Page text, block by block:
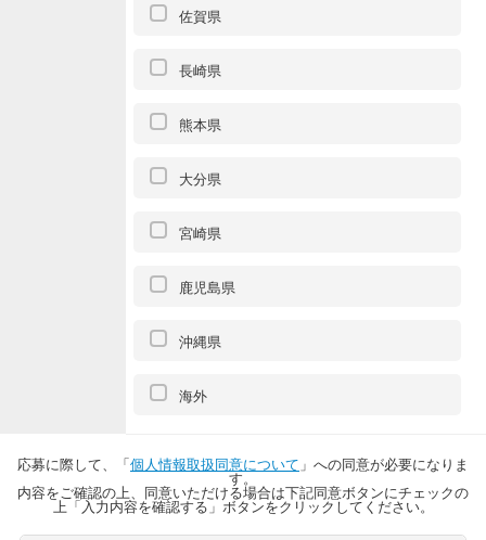
佐賀県
長崎県
熊本県
大分県
宮崎県
鹿児島県
沖縄県
海外
応募に際して、「個人情報取扱同意について 」への同意が必要になりま
す。
内容をご確認の上、同意いただける場合は下記同意ボタンにチェックの
上「入力内容を確認する」ボタンをクリックしてください。